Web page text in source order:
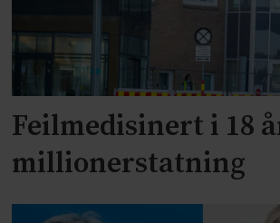
Feilmedisinert i 18
millionerstatning